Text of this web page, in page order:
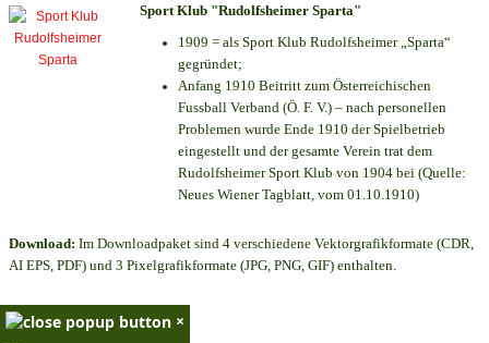
Sport Klub "Rudolfsheimer Sparta"
1909 = als Sport Klub Rudolfsheimer „Sparta“
gegründet;
Anfang 1910 Beitritt zum Österreichischen
Fussball Verband (Ö. F. V.) – nach personellen
Problemen wurde Ende 1910 der Spielbetrieb
eingestellt und der gesamte Verein trat dem
Rudolfsheimer Sport Klub von 1904 bei (Quelle:
Neues Wiener Tagblatt, vom 01.10.1910)
Download: Im Downloadpaket sind 4 verschiedene Vektorgrafikformate (CDR,
AI EPS, PDF) und 3 Pixelgrafikformate (JPG, PNG, GIF) enthalten.
×